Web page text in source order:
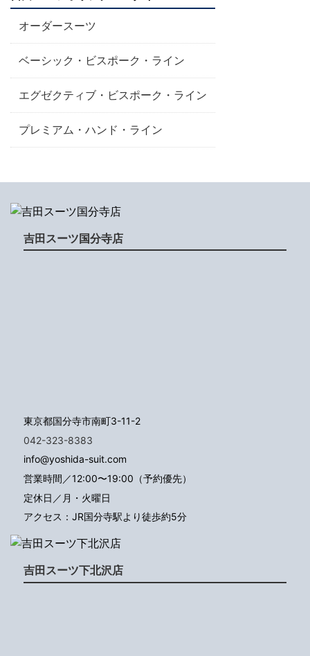
オーダースーツ
ベーシック・ビスポーク・ライン
エグゼクティブ・ビスポーク・ライン
プレミアム・ハンド・ライン
吉田スーツ国分寺店
東京都国分寺市南町3-11-2
042-323-8383
info@yoshida-suit.com
営業時間／12:00〜19:00（予約優先）
定休日／月・火曜日
アクセス：JR国分寺駅より徒歩約5分
吉田スーツ下北沢店